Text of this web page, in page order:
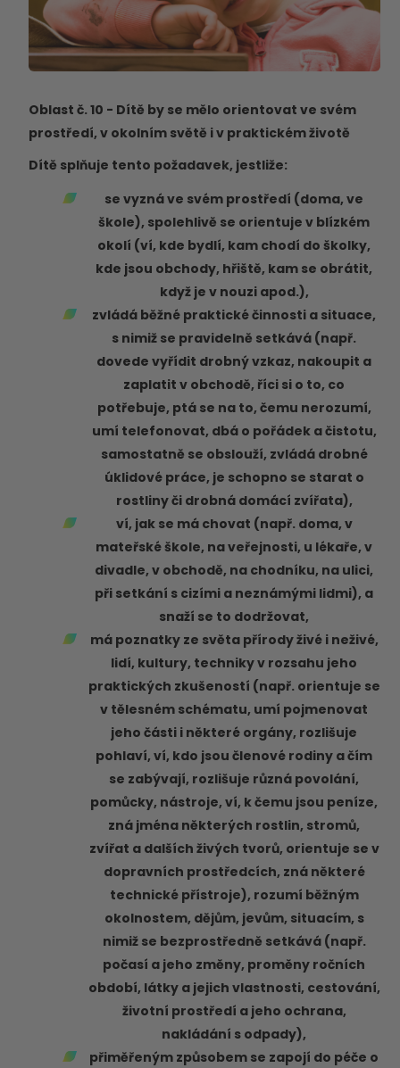
Oblast č. 10 - Dítě by se mělo orientovat ve svém
prostředí, v okolním světě i v praktickém životě
Dítě splňuje tento požadavek, jestliže:
se vyzná ve svém prostředí (doma, ve
škole), spolehlivě se orientuje v blízkém
okolí (ví, kde bydlí, kam chodí do školky,
kde jsou obchody, hřiště, kam se obrátit,
když je v nouzi apod.),
zvládá běžné praktické činnosti a situace,
s nimiž se pravidelně setkává (např.
dovede vyřídit drobný vzkaz, nakoupit a
zaplatit v obchodě, říci si o to, co
potřebuje, ptá se na to, čemu nerozumí,
umí telefonovat, dbá o pořádek a čistotu,
samostatně se obslouží, zvládá drobné
úklidové práce, je schopno se starat o
rostliny či drobná domácí zvířata),
ví, jak se má chovat (např. doma, v
mateřské škole, na veřejnosti, u lékaře, v
divadle, v obchodě, na chodníku, na ulici,
při setkání s cizími a neznámými lidmi), a
snaží se to dodržovat,
má poznatky ze světa přírody živé i neživé,
lidí, kultury, techniky v rozsahu jeho
praktických zkušeností (např. orientuje se
v tělesném schématu, umí pojmenovat
jeho části i některé orgány, rozlišuje
pohlaví, ví, kdo jsou členové rodiny a čím
se zabývají, rozlišuje různá povolání,
pomůcky, nástroje, ví, k čemu jsou peníze,
zná jména některých rostlin, stromů,
zvířat a dalších živých tvorů, orientuje se v
dopravních prostředcích, zná některé
technické přístroje), rozumí běžným
okolnostem, dějům, jevům, situacím, s
nimiž se bezprostředně setkává (např.
počasí a jeho změny, proměny ročních
období, látky a jejich vlastnosti, cestování,
životní prostředí a jeho ochrana,
nakládání s odpady),
přiměřeným způsobem se zapojí do péče o